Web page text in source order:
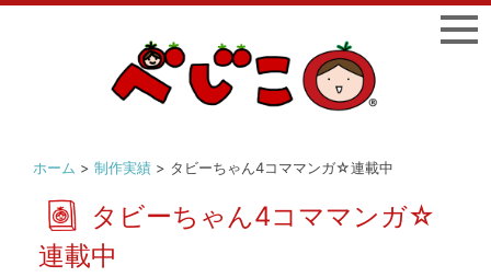
ホーム > 制作実績 > タビーちゃん4コママンガ☆連載中
タビーちゃん4コママンガ☆
連載中